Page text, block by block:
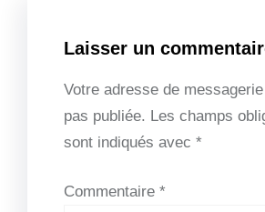
Laisser un
Votre adresse de
pas publiée. Les champs
sont indiqués avec *
Commentaire *